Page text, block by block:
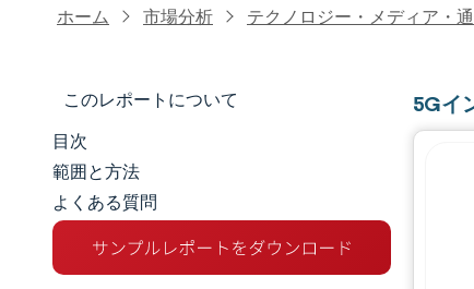
ホーム 市場分析 テクノロジー・メディア・
このレポートについて
市場規模とシェア
市場分析
トレンドとインサイト
目次
範囲と方法
よくある質問
5Gイ